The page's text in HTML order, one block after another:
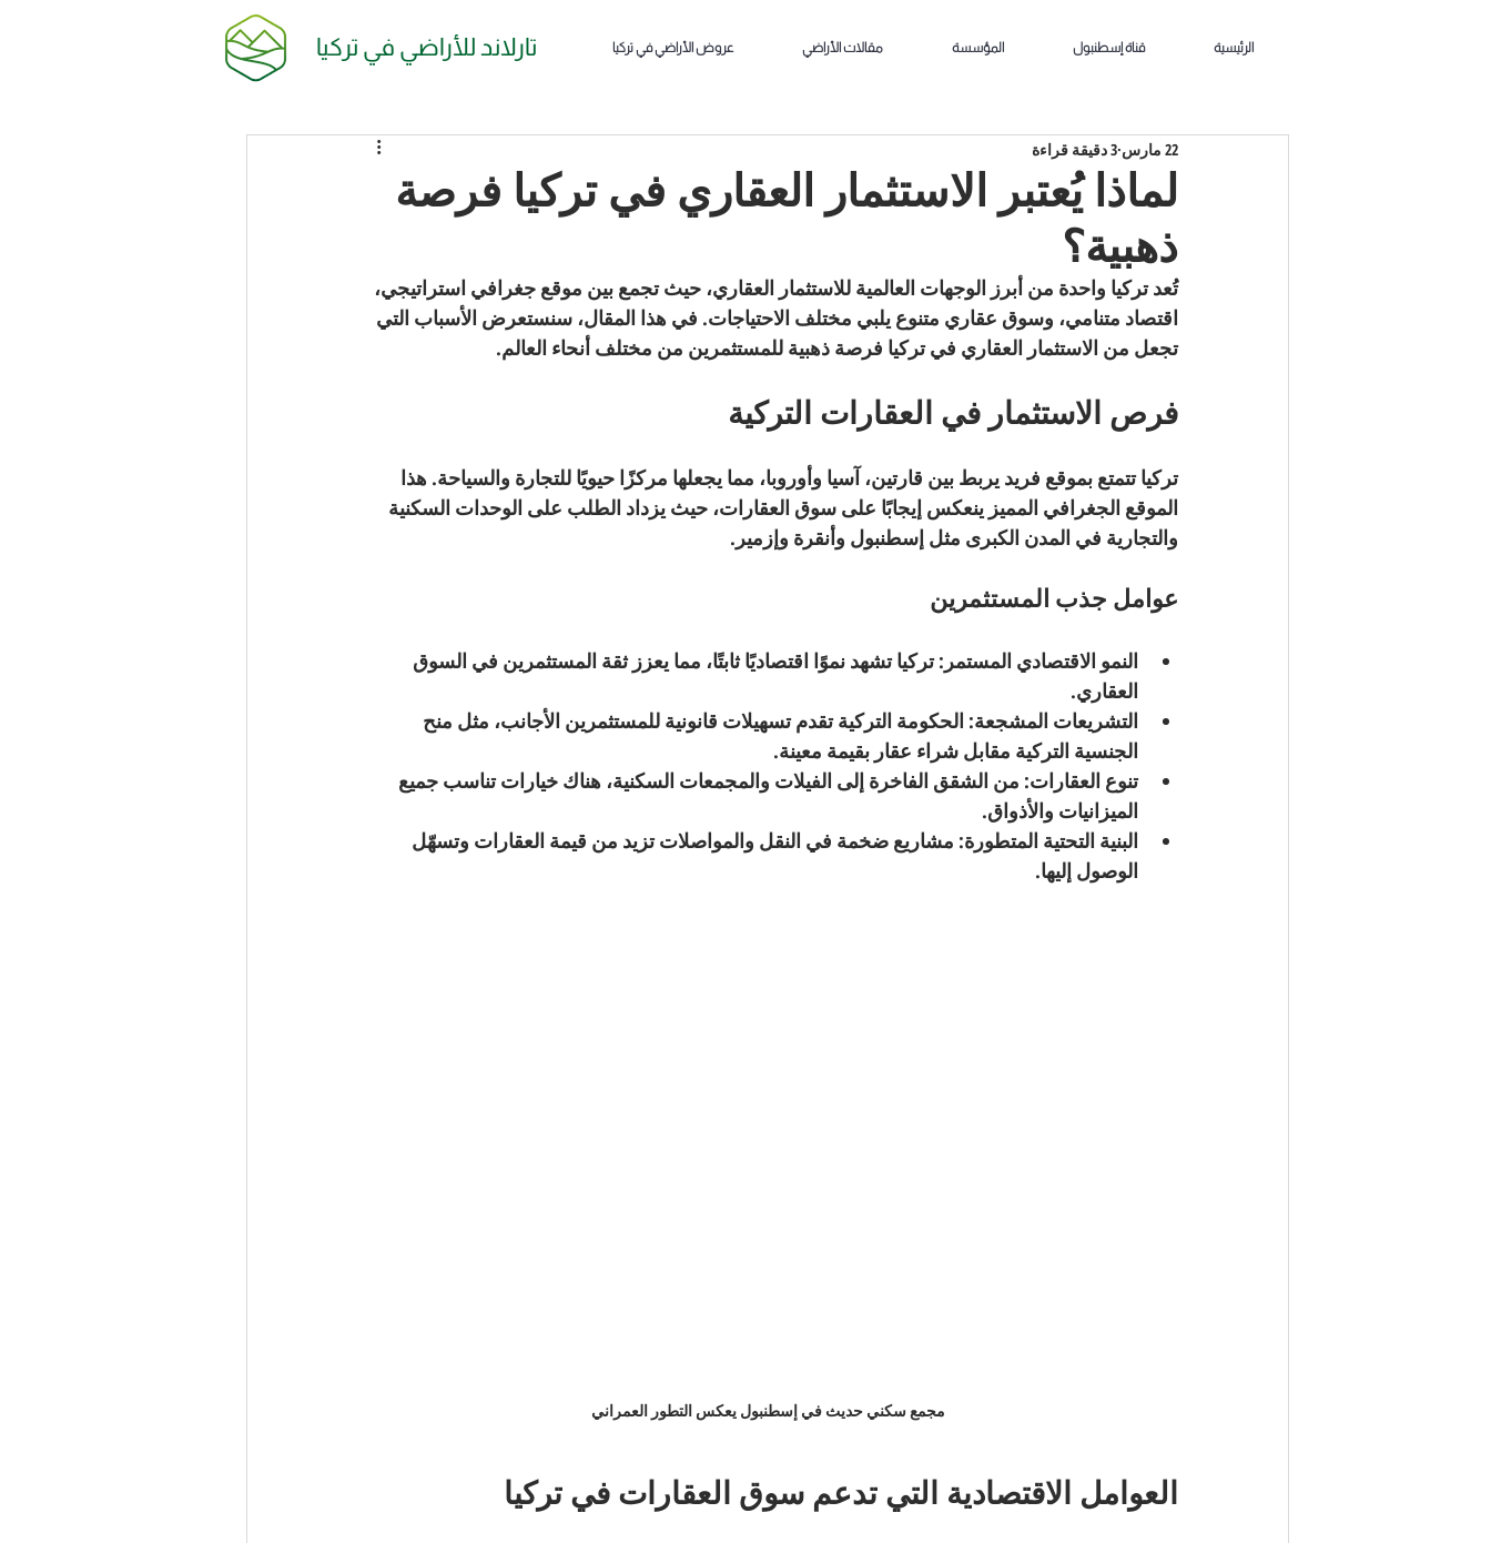
تارلاند للأراضي في تركيا الرئيسية قناة إسطنبول المؤسسة مقالات الأراضي عروض الأراضي في تركيا
لماذا يُعتبر الاستثمار العقاري في تركيا فرصة
ذهبية؟
22 مارس 3 دقيقة قراءة
تُعد تركيا واحدة من أبرز الوجهات العالمية للاستثمار العقاري، حيث تجمع بين موقع جغرافي استراتيجي،
اقتصاد متنامي، وسوق عقاري متنوع يلبي مختلف الاحتياجات. في هذا المقال، سنستعرض الأسباب التي
تجعل من الاستثمار العقاري في تركيا فرصة ذهبية للمستثمرين من مختلف أنحاء العالم.
فرص الاستثمار في العقارات التركية
تركيا تتمتع بموقع فريد يربط بين قارتين، آسيا وأوروبا، مما يجعلها مركزًا حيويًا للتجارة والسياحة. هذا
الموقع الجغرافي المميز ينعكس إيجابًا على سوق العقارات، حيث يزداد الطلب على الوحدات السكنية
والتجارية في المدن الكبرى مثل إسطنبول وأنقرة وإزمير.
عوامل جذب المستثمرين
النمو الاقتصادي المستمر : تركيا تشهد نموًا اقتصاديًا ثابتًا، مما يعزز ثقة المستثمرين في السوق
العقاري.
التشريعات المشجعة: الحكومة التركية تقدم تسهيلات قانونية للمستثمرين الأجانب، مثل منح
الجنسية التركية مقابل شراء عقار بقيمة معينة.
تنوع العقارات: من الشقق الفاخرة إلى الفيلات والمجمعات السكنية، هناك خيارات تناسب جميع
الميزانيات والأذواق.
البنية التحتية المتطورة: مشاريع ضخمة في النقل والمواصلات تزيد من قيمة العقارات وتسهّل
الوصول إليها.
مجمع سكني حديث في إسطنبول يعكس التطور العمراني
العوامل الاقتصادية التي تدعم سوق العقارات في تركيا